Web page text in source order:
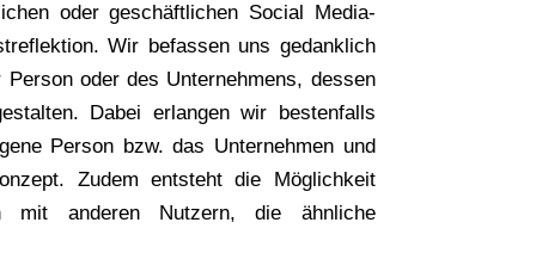
oder geschäftlichen Social Media-
Wir befassen uns gedanklich
oder des Unternehmens, dessen
Dabei erlangen wir bestenfalls
Person bzw. das Unternehmen und
Zudem entsteht die Möglichkeit
mit anderen Nutzern, die ähnliche